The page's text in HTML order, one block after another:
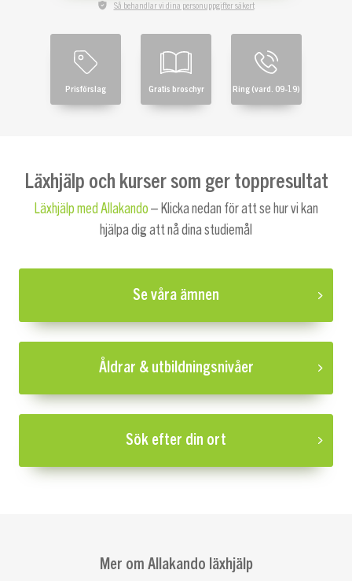
Så behandlar vi dina personuppgifter säkert
Prisförslag Gratis broschyr Ring (vard. 09-19)
Läxhjälp och kurser som ger toppresultat
Läxhjälp med Allakando – Klicka nedan för att se hur vi kan
hjälpa dig att nå dina studiemål
Se våra ämnen
Åldrar & utbildningsnivåer
Sök efter din ort
Mer om Allakando läxhjälp